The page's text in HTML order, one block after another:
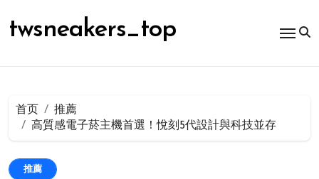
容
twsneakers_top
首页
推薦
高質感電子菸主機首選！悅刻5代設計與科技並存
推薦